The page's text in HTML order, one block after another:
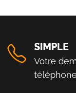
SIMPLE
Votre
téléphone